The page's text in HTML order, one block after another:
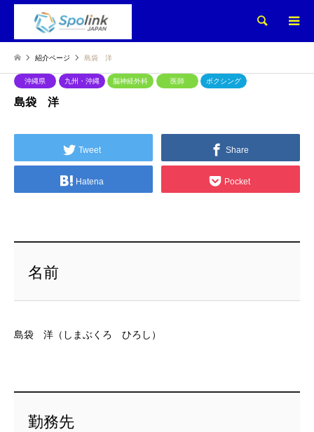
検索
紹介ページ 島袋 洋
沖縄県 九州・沖縄 脳神経外科 医師 ボクシング
島袋 洋
Tweet Share
Hatena Pocket
名前
島袋 洋（しまぶくろ ひろし）
勤務先